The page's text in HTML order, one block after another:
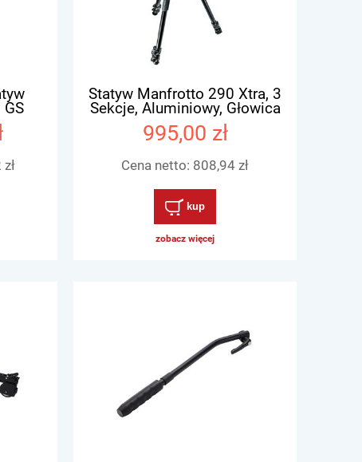
Statyw Manfrotto 290 Xtra, 3
Sekcje, Aluminiowy, Głowica
Wideo 128RC
995,00 zł
Cena netto: 808,94 zł
kup
zobacz więcej